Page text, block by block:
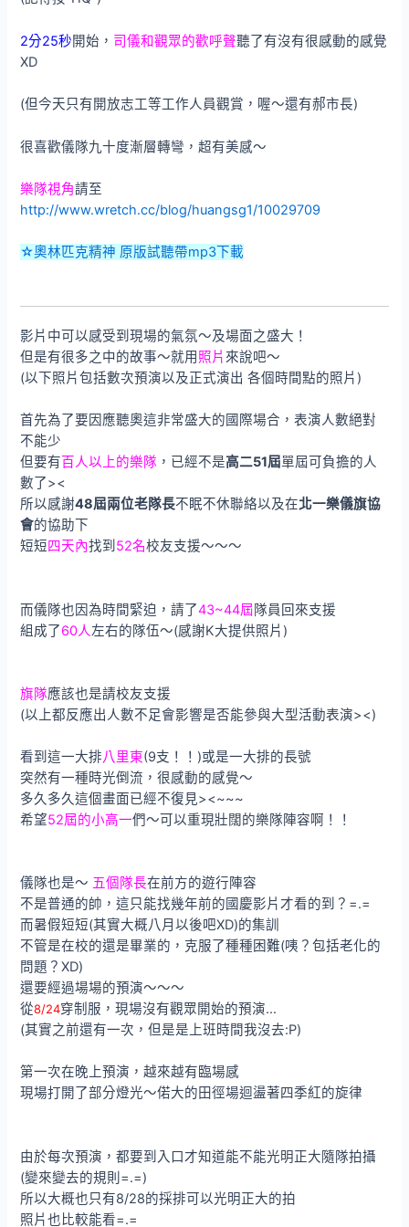
2分25秒開始， 司儀和觀眾的歡呼聲聽了有沒有很感動的感覺
XD
(但今天只有開放志工等工作人員觀賞，喔～還有郝市長)
很喜歡儀隊九十度漸層轉彎，超有美感～
樂隊視角請至
http://www.wretch.cc/blog/huangsg1/10029709
☆奧林匹克精神 原版試聽帶mp3下載
影片中可以感受到現場的氣氛～及場面之盛大！
但是有很多之中的故事～就用 照片 來說吧～
(以下照片包括數次預演以及正式演出 各個時間點的照片)
首先為了要因應聽奧這非常盛大的國際場合，表演人數絕對
不能少
但要有百人以上的樂隊 ，已經不是高二51屆單屆可負擔的人
數了><
所以感謝48屆兩位老隊長不眠不休聯絡以及在北一樂儀旗協
會的協助下
短短四天內找到 52名校友支援～～～
而儀隊也因為時間緊迫，請了43~44屆隊員回來支援
組成了60人左右的隊伍～(感謝K大提供照片)
旗隊應該也是請校友支援
(以上都反應出人數不足會影響是否能參與大型活動表演><)
看到這一大排八里東(9支！！)或是一大排的長號
突然有一種時光倒流，很感動的感覺～
多久多久這個畫面已經不復見><~~~
希望52屆的小高一們～可以重現壯闊的樂隊陣容啊！！
儀隊也是～ 五個隊長在前方的遊行陣容
不是普通的帥，這只能找幾年前的國慶影片才看的到？=.=
而暑假短短(其實大概八月以後吧XD)的集訓
不管是在校的還是畢業的，克服了種種困難(咦？包括老化的
問題？XD)
還要經過場場的預演～～～
從8/24穿制服，現場沒有觀眾開始的預演…
(其實之前還有一次，但是是上班時間我沒去:P)
第一次在晚上預演，越來越有臨場感
現場打開了部分燈光～偌大的田徑場迴盪著四季紅的旋律
由於每次預演，都要到入口才知道能不能光明正大隨隊拍攝
(變來變去的規則=.=)
所以大概也只有8/28的採排可以光明正大的拍
照片也比較能看=.=